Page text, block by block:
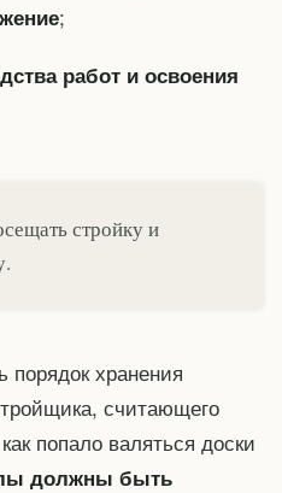
;
работ и освоения
стройку и
хранения
считающего
попало валяться доски
должны быть